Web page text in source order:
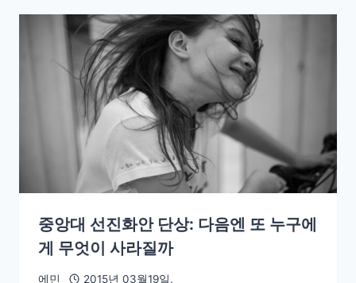
중앙대 선진화안 단상: 다음엔 또 누구에
게 무엇이 사라질까
에민 2015년 03월19일.